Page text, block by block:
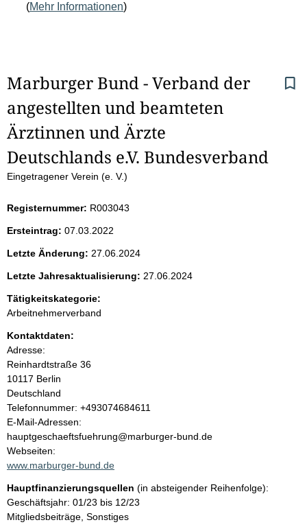
(Mehr Informationen)
S
e
i
t
e
n
i
n
h
a
l
t
Marburger Bund - Verband der
angestellten und beamteten
Ärztinnen und Ärzte
Deutschlands e.V. Bundesverband
Eingetragener Verein (e. V.)
Registernummer: R003043
Ersteintrag: 07.03.2022
Letzte Änderung: 27.06.2024
Letzte Jahresaktualisierung: 27.06.2024
Tätigkeitskategorie:
Arbeitnehmerverband
Kontaktdaten:
Adresse:
Reinhardtstraße 36
10117 Berlin
Deutschland
K
o
n
t
a
t
i
n
Telefonnummer: +493074684611
E-Mail-Adressen:
hauptgeschaeftsfuehrung@marburger-bund.de
Webseiten:
www.marburger-bund.de
Hauptfinanzierungsquellen (in absteigender Reihenfolge):
Geschäftsjahr: 01/23 bis 12/23
Mitgliedsbeiträge, Sonstiges